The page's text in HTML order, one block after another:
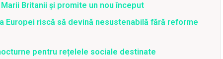
Britanii și promite un nou început
Europei riscă să devină nesustenabilă fără reforme
pentru rețelele sociale destinate